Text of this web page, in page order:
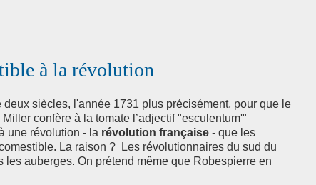
à la révolution
deux siècles, l'année 1731 plus précisément, pour que le
confère à la tomate l’adjectif "esculentum'"
une révolution - la révolution française - que les
La raison ? Les révolutionnaires du sud du
les auberges. On prétend même que Robespierre en